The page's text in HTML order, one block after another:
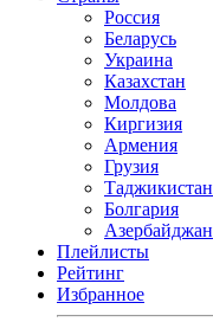
Россия
Беларусь
Украина
Казахстан
Молдова
Киргизия
Армения
Грузия
Таджикистан
Болгария
Азербайджан
Плейлисты
Рейтинг
Избранное